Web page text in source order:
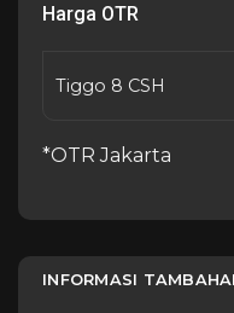
Harga OTR
Tiggo 8 CSH
*OTR Jakarta
INFORMASI